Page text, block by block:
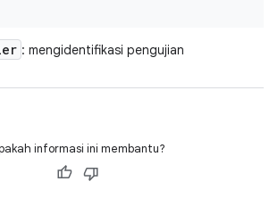
: mengidentifikasi pengujian
informasi ini membantu?